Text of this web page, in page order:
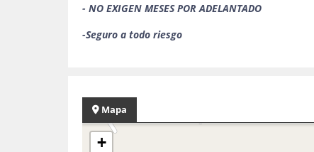
- NO EXIGEN MESES POR ADELANTADO
-Seguro a todo riesgo
Mapa
+